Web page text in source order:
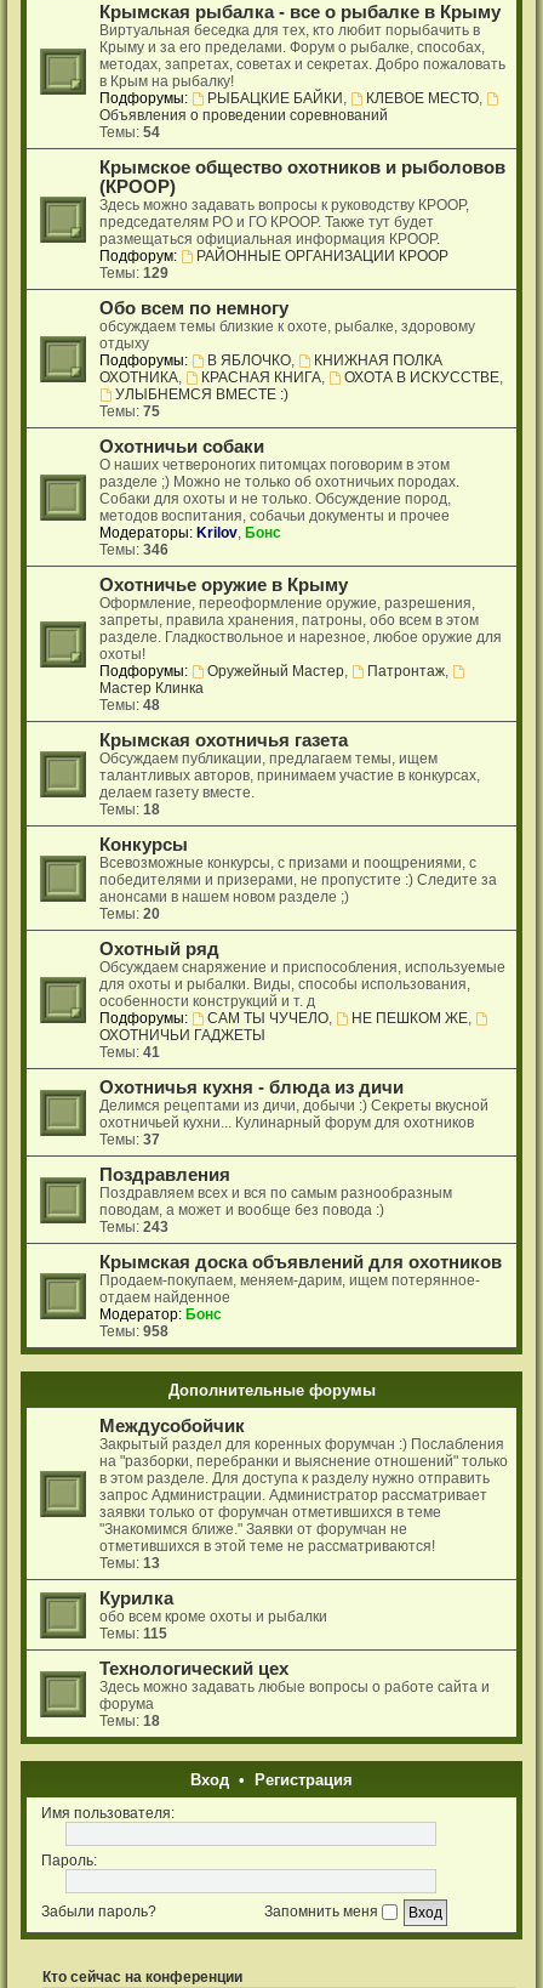
Крымская рыбалка - все о рыбалке в Крыму
Виртуальная беседка для тех, кто любит порыбачить в
Крыму и за его пределами. Форум о рыбалке, способах,
методах, запретах, советах и секретах. Добро пожаловать
в Крым на рыбалку!
Подфорумы:
РЫБАЦКИЕ БАЙКИ КЛЕВОЕ МЕСТО
Объявления о проведении соревнований
Темы:54
Крымское общество охотников и рыболовов
(КРООР)
Здесь можно задавать вопросы к руководству КРООР,
председателям РО и ГО КРООР. Также тут будет
размещаться официальная информация КРООР.
Подфорум:
РАЙОННЫЕ ОРГАНИЗАЦИИ КРООР
Темы:129
Обо всем по немногу
обсуждаем темы близкие к охоте, рыбалке, здоровому
отдыху
Подфорумы:
В ЯБЛОЧКО
КНИЖНАЯ ПОЛКА
ОХОТНИКА
КРАСНАЯ КНИГА ОХОТА В ИСКУССТВЕ
УЛЫБНЕМСЯ ВМЕСТЕ :)
Темы:75
Охотничьи собаки
О наших четвероногих питомцах поговорим в этом
разделе ;) Можно не только об охотничьих породах.
Собаки для охоты и не только. Обсуждение пород,
методов воспитания, собачьи документы и прочее
Модераторы: Krilov ,Бонс
Темы:346
Охотничье оружие в Крыму
Оформление, переоформление оружие, разрешения,
запреты, правила хранения, патроны, обо всем в этом
разделе. Гладкоствольное и нарезное, любое оружие для
охоты!
Подфорумы:
Оружейный Мастер Патронтаж
Мастер Клинка
Темы:48
Крымская охотничья газета
Обсуждаем публикации, предлагаем темы, ищем
талантливых авторов, принимаем участие в конкурсах,
делаем газету вместе.
Темы:18
Конкурсы
Всевозможные конкурсы, с призами и поощрениями, с
победителями и призерами, не пропустите :) Следите за
анонсами в нашем новом разделе ;)
Темы:20
Охотный ряд
Обсуждаем снаряжение и приспособления, используемые
для охоты и рыбалки. Виды, способы использования,
особенности конструкций и т. д
Подфорумы:
САМ ТЫ ЧУЧЕЛО НЕ ПЕШКОМ ЖЕ
ОХОТНИЧЬИ ГАДЖЕТЫ
Темы:41
Охотничья кухня - блюда из дичи
Делимся рецептами из дичи, добычи :) Секреты вкусной
охотничьей кухни... Кулинарный форум для охотников
Темы:37
Поздравления
Поздравляем всех и вся по самым разнообразным
поводам, а может и вообще без повода :)
Темы:243
Крымская доска объявлений для охотников
Продаем-покупаем, меняем-дарим, ищем потерянное-
отдаем найденное
Модератор: Бонс
Темы:958
Дополнительные форумы
Междусобойчик
Закрытый раздел для коренных форумчан :) Послабления
на "разборки, перебранки и выяснение отношений" только
в этом разделе. Для доступа к разделу нужно отправить
запрос Администрации. Администратор рассматривает
заявки только от форумчан отметившихся в теме
"Знакомимся ближе." Заявки от форумчан не
отметившихся в этой теме не рассматриваются!
Темы:13
Курилка
обо всем кроме охоты и рыбалки
Темы:115
Технологический цех
Здесь можно задавать любые вопросы о работе сайта и
форума
Темы:18
Вход • Регистрация
Имя пользователя:
Пароль:
Забыли пароль? Запомнить меня
Кто сейчас на конференции